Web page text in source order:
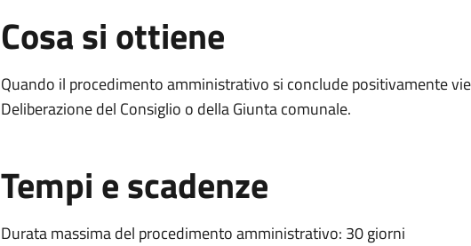
Cosa si ottiene
Quando il procedimento amministrativo si conclude positivamente
Deliberazione del Consiglio o della Giunta comunale.
Tempi e scadenze
Durata massima del procedimento amministrativo: 30 giorni